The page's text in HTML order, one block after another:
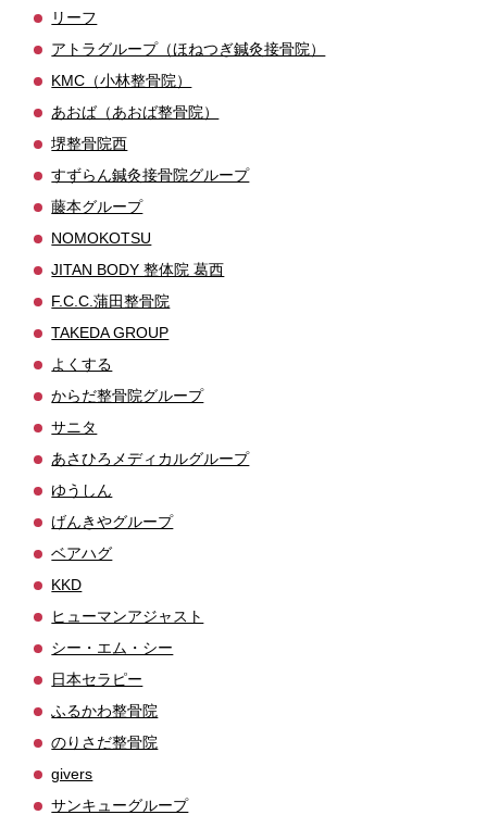
リーフ
アトラグループ（ほねつぎ鍼灸接骨院）
KMC（小林整骨院）
あおば（あおば整骨院）
堺整骨院西
すずらん鍼灸接骨院グループ
藤本グループ
NOMOKOTSU
JITAN BODY 整体院 葛西
F.C.C.蒲田整骨院
TAKEDA GROUP
よくする
からだ整骨院グループ
サニタ
あさひろメディカルグループ
ゆうしん
げんきやグループ
ベアハグ
KKD
ヒューマンアジャスト
シー・エム・シー
日本セラピー
ふるかわ整骨院
のりさだ整骨院
givers
サンキューグループ